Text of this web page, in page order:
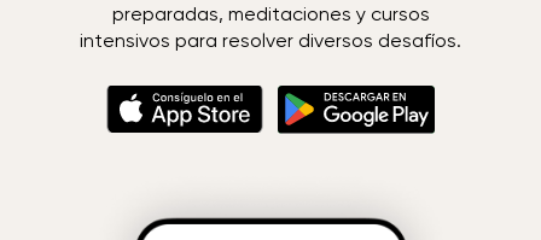
preparadas, meditaciones y cursos
intensivos para resolver diversos desafíos.